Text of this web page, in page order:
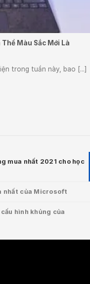
Màu Sắc Mới Là
trong tuần này, bao [...]
mua nhất 2021 cho học
nhất của Microsoft
hình khủng của